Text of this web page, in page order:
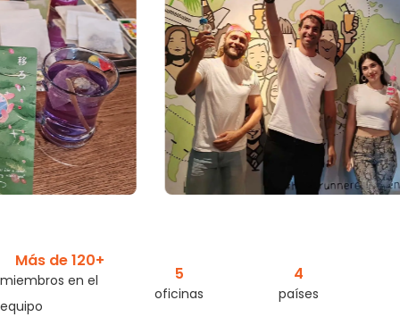
miembros en el
equipo
Más de 120+
oficinas
5
países
4